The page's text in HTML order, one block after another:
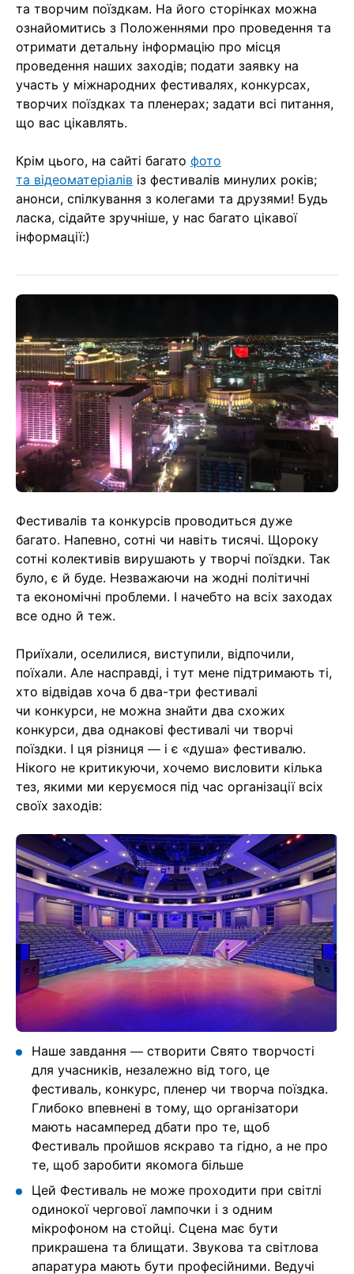
та творчим поїздкам. На його сторінках можна
ознайомитись з Положеннями про проведення та
отримати детальну інформацію про місця
проведення наших заходів; подати заявку на
участь у міжнародних фестивалях, конкурсах,
творчих поїздках та пленерах; задати всі питання,
що вас цікавлять.
Крім цього, на сайті багато фото
та відеоматеріалів із фестивалів минулих років;
анонси, спілкування з колегами та друзями! Будь
ласка, сідайте зручніше, у нас багато цікавої
інформації:)
Фестивалів та конкурсів проводиться дуже
багато. Напевно, сотні чи навіть тисячі. Щороку
сотні колективів вирушають у творчі поїздки. Так
було, є й буде. Незважаючи на жодні політичні
та економічні проблеми. І начебто на всіх заходах
все одно й теж.
Приїхали, оселилися, виступили, відпочили,
поїхали. Але насправді, і тут мене підтримають ті,
хто відвідав хоча б два-три фестивалі
чи конкурси, не можна знайти два схожих
конкурси, два однакові фестивалі чи творчі
поїздки. І ця різниця — і є «душа» фестивалю.
Нікого не критикуючи, хочемо висловити кілька
тез, якими ми керуємося під час організації всіх
своїх заходів:
Наше завдання — створити Свято творчості
для учасників, незалежно від того, це
фестиваль, конкурс, пленер чи творча поїздка.
Глибоко впевнені в тому, що організатори
мають насамперед дбати про те, щоб
Фестиваль пройшов яскраво та гідно, а не про
те, щоб заробити якомога більше
Цей Фестиваль не може проходити при світлі
одинокої чергової лампочки і з одним
мікрофоном на стойці. Сцена має бути
прикрашена та блищати. Звукова та світлова
апаратура мають бути професійними. Ведучі